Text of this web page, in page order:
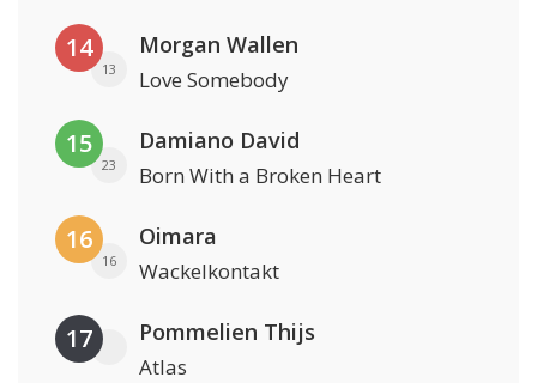
14
13
Morgan Wallen
Love Somebody
15
23
Damiano David
Born With a Broken Heart
16
16
Oimara
Wackelkontakt
17 Pommelien Thijs
Atlas